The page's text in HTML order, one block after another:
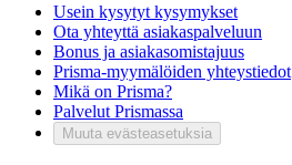
Usein kysytyt kysymykset
Ota yhteyttä asiakaspalveluun
Bonus ja asiakasomistajuus
Prisma-myymälöiden yhteystiedot
Mikä on Prisma?
Palvelut Prismassa
Muuta evästeasetuksia